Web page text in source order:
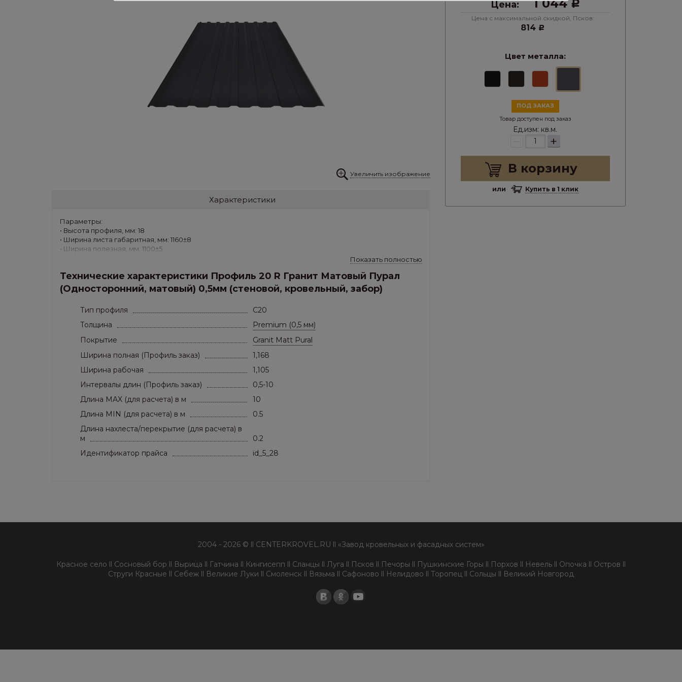
Увеличить изображение
Цена: 1 044 Р
Цена с максимальной скидкой, Псков:
814 Р
Цвет металла:
ПОД ЗАКАЗ
Товар доступен под заказ
Ед.изм: кв.м.
+
В корзину
или Купить в 1 клик
Характеристики
Параметры:
• Высота профиля, мм: 18
• Ширина листа габаритная, мм: 1160±8
• Ширина полезная, мм: 1100±5
• Материал: Холоднокатанная горячеоцинкованная сталь с матовым покрытием Granit Matt Pural
Применение: стены, потолки, перегородки, заборы, скатные кровли
Показать полностью
Технические характеристики Профиль 20 R Гранит Матовый Пурал
(Односторонний, матовый) 0,5мм (стеновой, кровельный, забор)
Тип профиля
C20
Толщина
Premium (0,5 мм)
Покрытие
Granit Matt Pural
Ширина полная (Профиль заказ)
1,168
Ширина рабочая
1,105
Интервалы длин (Профиль заказ)
0,5-10
Длина MAX (для расчета) в м
10
Длина MIN (для расчета) в м
0.5
Длина нахлеста/перекрытие (для расчета) в
м
0.2
Идентификатор прайса
id_5_28
2004 - 2026 © ll CENTERKROVEL.RU ll «Завод кровельных и фасадных систем»
Красное село ll Сосновый бор ll Вырица ll Гатчина ll Кингисепп ll Сланцы ll Луга ll Псков ll Печоры ll Пушкинские Горы ll Порхов ll Невель ll Опочка ll Остров ll
Струги Красные ll Себеж ll Великие Луки ll Смоленск ll Вязьма ll Сафоново ll Нелидово ll Торопец ll Сольцы ll Великий Новгород